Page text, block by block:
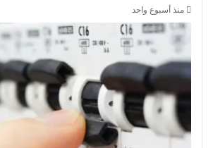
منذ أسبوع واحد